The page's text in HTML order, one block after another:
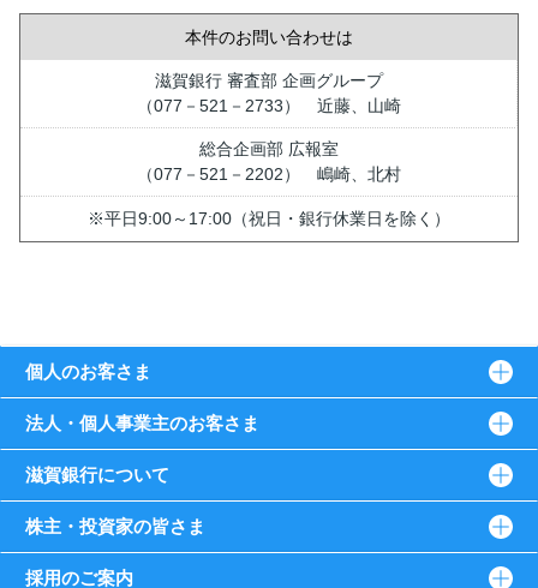
本件のお問い合わせは
滋賀銀行 審査部 企画グループ
（077－521－2733） 近藤、山崎
総合企画部 広報室
（077－521－2202） 嶋崎、北村
※平日9:00～17:00（祝日・銀行休業日を除く）
個人のお客さま
法人・個人事業主のお客さま
滋賀銀行について
株主・投資家の皆さま
採用のご案内